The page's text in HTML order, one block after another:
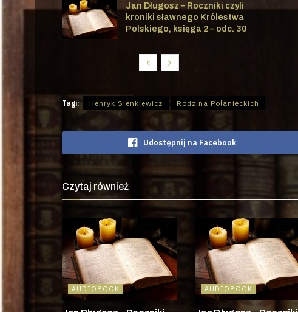
Jan Długosz – Roczniki czyli
kroniki sławnego Królestwa
Polskiego, księga 2 – odc. 30
Tagi: Henryk Sienkiewicz Rodzina Połanieckich
Udostępnij na Facebook
Czytaj również
AUDIOBOOK AUDIOBOOK